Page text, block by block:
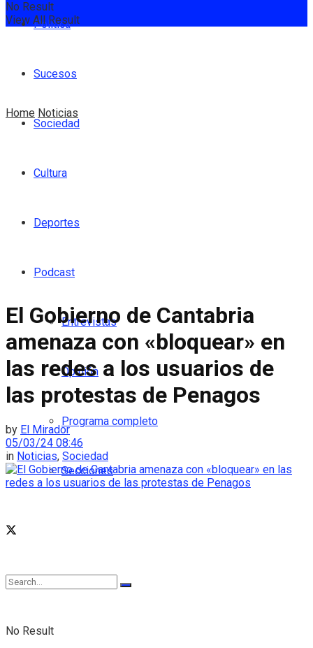
Política
Sucesos
Sociedad
Cultura
Deportes
Podcast
Entrevistas
Opinión
Programa completo
Secciones
No Result
No Result
View All Result
Home Noticias
El Gobierno de Cantabria
amenaza con «bloquear» en
las redes a los usuarios de
las protestas de Penagos
by El Mirador
05/03/24 08:46
in Noticias, Sociedad